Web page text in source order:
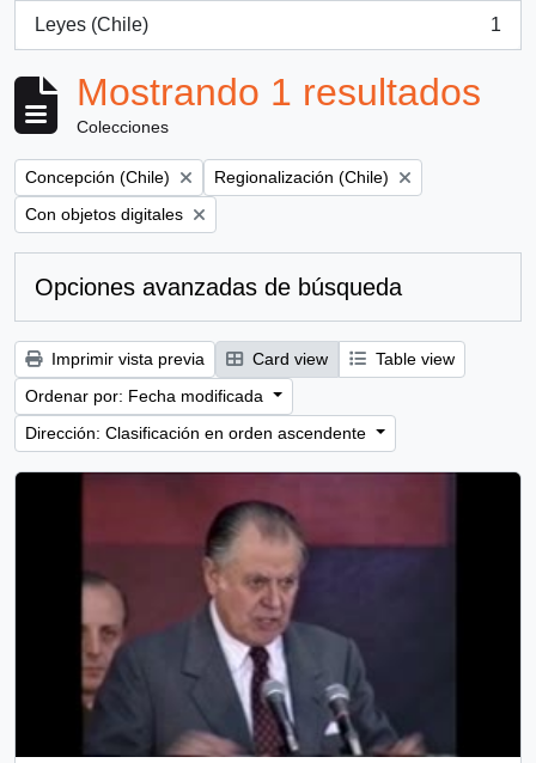
Leyes (Chile)
, 1 resultados
1
Mostrando 1 resultados
Colecciones
Remove filter:
Concepción (Chile) Remove filter:
Regionalización (Chile)
Remove filter:
Con objetos digitales
Opciones avanzadas de búsqueda
Imprimir vista previa Card view
Table view
Ordenar por: Fecha modificada
Dirección: Clasificación en orden ascendente